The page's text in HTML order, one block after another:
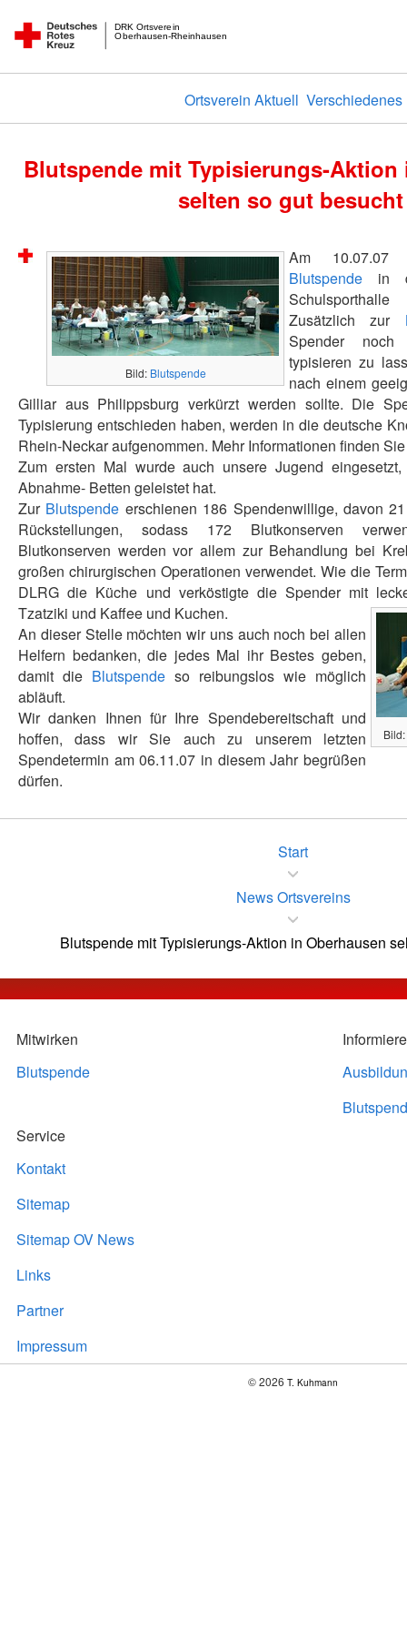
Oberhausen-Rheinhausen
DRK Ortsverein
Ortsverein Aktuell Verschiedenes
Blutspende mit Typisierungs-Aktion
selten so gut besucht
Bild: Blutspende
Am 10.07.07
Blutspende in
Zusätzlich zur
Spender
typisieren zu
nach einem
Gilliar aus Philippsburg verkürzt werden sollte. Die
Typisierung entschieden haben, werden in die deutsche
Rhein-Neckar aufgenommen. Mehr Informationen finden
Zum ersten Mal wurde auch unsere Jugend
Abnahme- Betten geleistet hat.
Zur Blutspende erschienen 186 Spendenwillige, davon
Rückstellungen, sodass 172 Blutkonserven
Blutkonserven werden vor allem zur Behandlung bei
großen chirurgischen Operationen verwendet. Wie die
DLRG die Küche und verköstigte die Spender mit
Tzatziki und Kaffee und Kuchen.
An dieser Stelle möchten wir uns auch noch bei allen
Helfern bedanken, die jedes Mal ihr Bestes geben,
damit die Blutspende so reibungslos wie möglich
abläuft.
Wir danken Ihnen für Ihre Spendebereitschaft und
hoffen, dass wir Sie auch zu unserem letzten
Spendetermin am 06.11.07 in diesem Jahr begrüßen
dürfen.
Start
News Ortsvereins
Blutspende mit Typisierungs-Aktion in Oberhausen
Mitwirken
Blutspende
Service
Kontakt
Sitemap
Sitemap OV News
Links
Partner
Impressum
© 2026 T. Kuhmann